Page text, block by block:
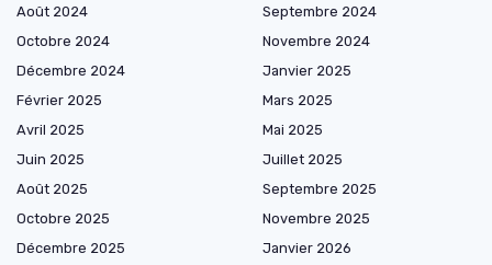
Août 2024
Septembre 2024
Octobre 2024
Novembre 2024
Décembre 2024
Janvier 2025
Février 2025
Mars 2025
Avril 2025
Mai 2025
Juin 2025
Juillet 2025
Août 2025
Septembre 2025
Octobre 2025
Novembre 2025
Décembre 2025
Janvier 2026